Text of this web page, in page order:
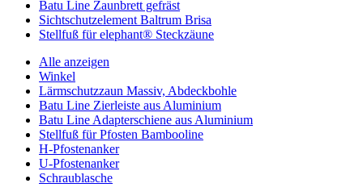
Batu Line Zaunbrett gefräst
Sichtschutzelement Baltrum Brisa
Stellfuß für elephant® Steckzäune
Alle anzeigen
Winkel
Lärmschutzzaun Massiv, Abdeckbohle
Batu Line Zierleiste aus Aluminium
Batu Line Adapterschiene aus Aluminium
Stellfuß für Pfosten Bambooline
H-Pfostenanker
U-Pfostenanker
Schraublasche